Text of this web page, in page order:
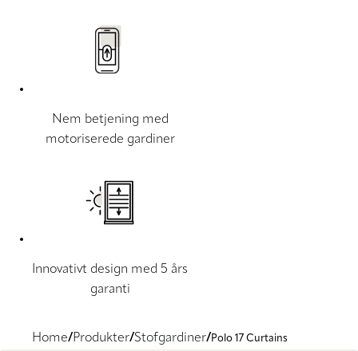
Nem betjening med
motoriserede gardiner
Innovativt design med 5 års
garanti
Home Produkter Stofgardiner Polo 17 Curtains